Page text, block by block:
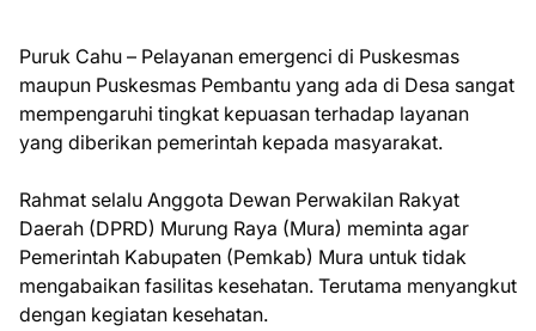
Puruk Cahu – Pelayanan emergenci di Puskesmas
maupun Puskesmas Pembantu yang ada di Desa sangat
mempengaruhi tingkat kepuasan terhadap layanan
yang diberikan pemerintah kepada masyarakat.
Rahmat selalu Anggota Dewan Perwakilan Rakyat
Daerah (DPRD) Murung Raya (Mura) meminta agar
Pemerintah Kabupaten (Pemkab) Mura untuk tidak
mengabaikan fasilitas kesehatan. Terutama menyangkut
dengan kegiatan kesehatan.